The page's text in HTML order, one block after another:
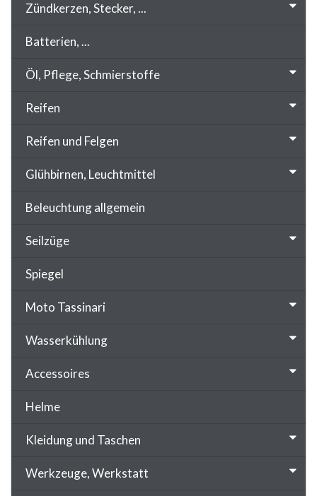
Zündkerzen, Stecker, ...
Batterien, ...
Öl, Pflege, Schmierstoffe
Reifen
Reifen und Felgen
Glühbirnen, Leuchtmittel
Beleuchtung allgemein
Seilzüge
Spiegel
Moto Tassinari
Wasserkühlung
Accessoires
Helme
Kleidung und Taschen
Werkzeuge, Werkstatt